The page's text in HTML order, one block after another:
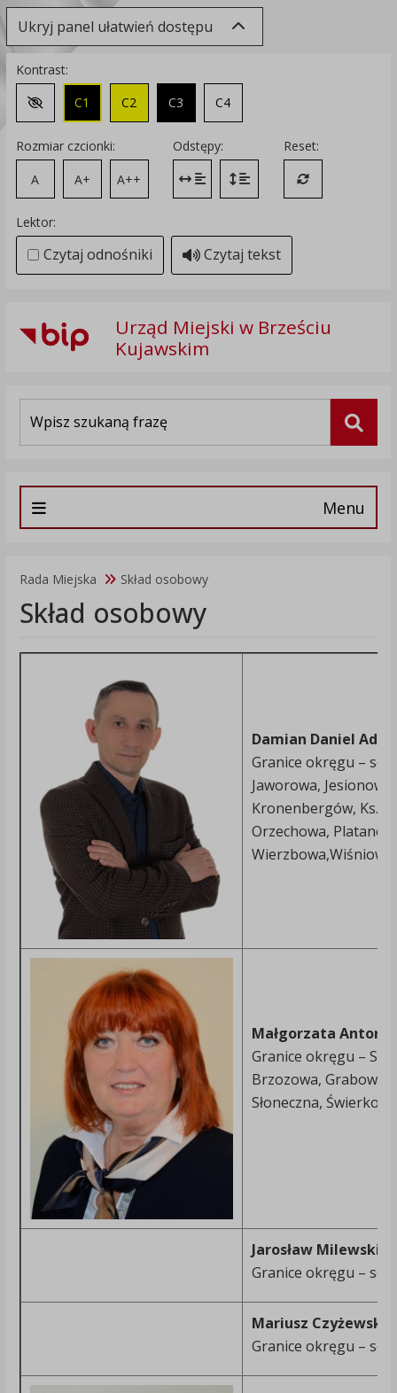
Ukryj panel ułatwień dostępu
Kontrast:
Zmień kontrast na domyślny
C1 C2 C3 C4
Rozmiar czcionki:
A
A+ A++
Odstępy:
Zmień odstęp między literami
Zmień interlinię i margines
Reset:
Przywróć
Lektor:
Czytaj odnośniki Czytaj tekst
Urząd Miejski w Brześciu
Kujawskim
Menu
Rada Miejska Skład osobowy
Skład osobowy
Damian Daniel
Granice okręgu –
Jaworowa,
Kronenbergów, Ks.
Orzechowa,
Małgorzata
Granice okręgu –
Brzozowa, Grabowa,
Słoneczna,
Jarosław Milewski
Granice okręgu –
Mariusz Czyżewski
Granice okręgu –